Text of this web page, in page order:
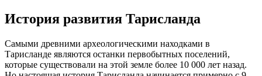
История развития Тарисланда
Самыми древними археологическими находками в
Тарисланде являются останки первобытных поселений,
которые существовали на этой земле более 10 000 лет назад.